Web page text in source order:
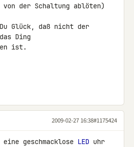
der Schaltung ablöten)
Glück, daß nicht der
Ding
ist.
2009-02-27 16:38#1175424
geschmacklose LED uhr